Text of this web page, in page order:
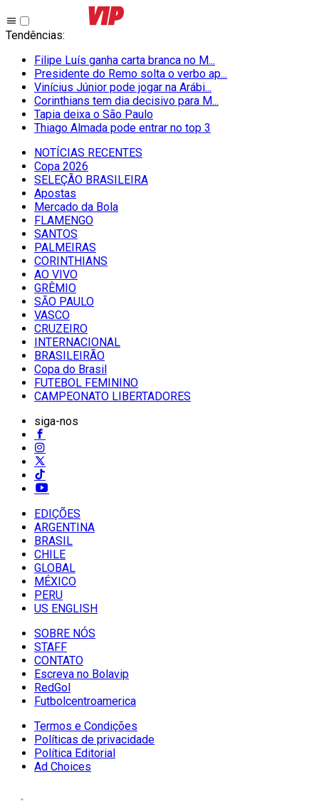
Tendências:
Filipe Luís ganha carta branca no M...
Presidente do Remo solta o verbo ap...
Vinícius Júnior pode jogar na Arábi...
Corinthians tem dia decisivo para M...
Tapia deixa o São Paulo
Thiago Almada pode entrar no top 3
NOTÍCIAS RECENTES
Copa 2026
SELEÇÃO BRASILEIRA
Apostas
Mercado da Bola
FLAMENGO
SANTOS
PALMEIRAS
CORINTHIANS
AO VIVO
GRÊMIO
SĀO PAULO
VASCO
CRUZEIRO
INTERNACIONAL
BRASILEIRÃO
Copa do Brasil
FUTEBOL FEMININO
CAMPEONATO LIBERTADORES
siga-nos
EDIÇÕES
ARGENTINA
BRASIL
CHILE
GLOBAL
MÉXICO
PERU
US ENGLISH
SOBRE NÓS
STAFF
CONTATO
Escreva no Bolavip
RedGol
Futbolcentroamerica
Termos e Condições
Políticas de privacidade
Política Editorial
Ad Choices